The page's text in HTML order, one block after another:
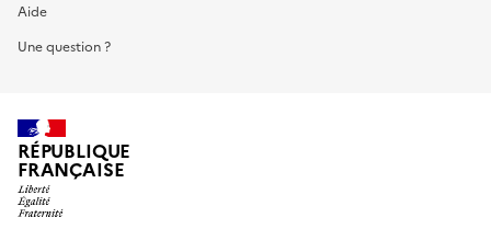
Aide
Une question ?
RÉPUBLIQUE
FRANÇAISE